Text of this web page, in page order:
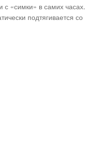
с «симки» в самих часах.
подтягивается со